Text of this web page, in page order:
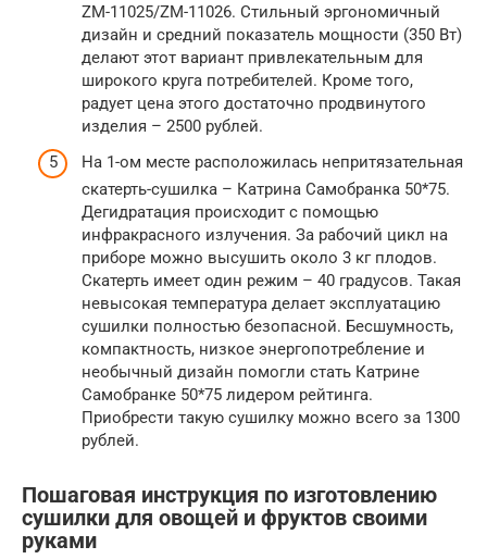
ZM-11025/ZM-11026. Стильный эргономичный
дизайн и средний показатель мощности (350 Вт)
делают этот вариант привлекательным для
широкого круга потребителей. Кроме того,
радует цена этого достаточно продвинутого
изделия – 2500 рублей.
На 1-ом месте расположилась непритязательная
скатерть-сушилка – Катрина Самобранка 50*75.
Дегидратация происходит с помощью
инфракрасного излучения. За рабочий цикл на
приборе можно высушить около 3 кг плодов.
Скатерть имеет один режим – 40 градусов. Такая
невысокая температура делает эксплуатацию
сушилки полностью безопасной. Бесшумность,
компактность, низкое энергопотребление и
необычный дизайн помогли стать Катрине
Самобранке 50*75 лидером рейтинга.
Приобрести такую сушилку можно всего за 1300
рублей.
Пошаговая инструкция по изготовлению
сушилки для овощей и фруктов своими
руками